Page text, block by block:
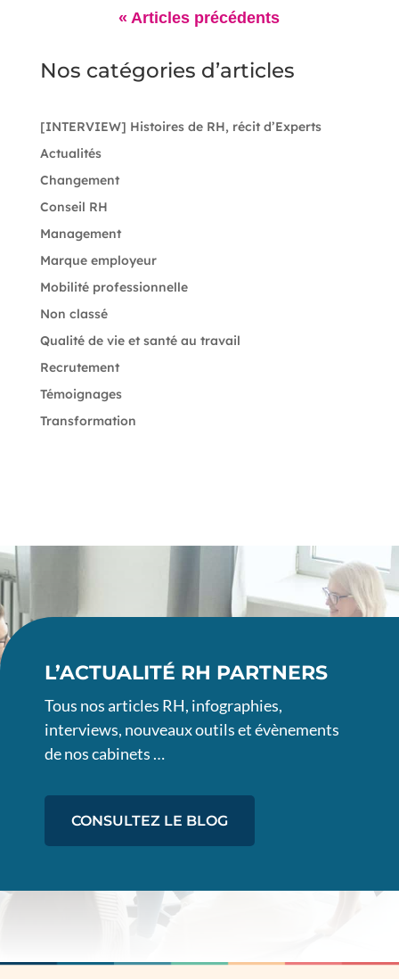
Nos catégories d’articles
[INTERVIEW] Histoires de RH, récit d’Experts
Actualités
Changement
Conseil RH
Management
Marque employeur
Mobilité professionnelle
Non classé
Qualité de vie et santé au travail
Recrutement
Témoignages
Transformation
L’ACTUALITÉ RH PARTNERS
Tous nos articles RH, infographies,
interviews, nouveaux outils et évènements
de nos cabinets …
CONSULTEZ LE BLOG